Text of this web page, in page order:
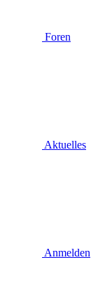
Foren
Aktuelles
Anmelden